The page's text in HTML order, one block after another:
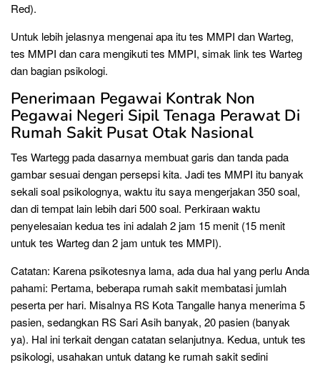
Red).
Untuk lebih jelasnya mengenai apa itu tes MMPI dan Warteg,
tes MMPI dan cara mengikuti tes MMPI, simak link tes Warteg
dan bagian psikologi.
Penerimaan Pegawai Kontrak Non
Pegawai Negeri Sipil Tenaga Perawat Di
Rumah Sakit Pusat Otak Nasional
Tes Wartegg pada dasarnya membuat garis dan tanda pada
gambar sesuai dengan persepsi kita. Jadi tes MMPI itu banyak
sekali soal psikolognya, waktu itu saya mengerjakan 350 soal,
dan di tempat lain lebih dari 500 soal. Perkiraan waktu
penyelesaian kedua tes ini adalah 2 jam 15 menit (15 menit
untuk tes Warteg dan 2 jam untuk tes MMPI).
Catatan: Karena psikotesnya lama, ada dua hal yang perlu Anda
pahami: Pertama, beberapa rumah sakit membatasi jumlah
peserta per hari. Misalnya RS Kota Tangalle hanya menerima 5
pasien, sedangkan RS Sari Asih banyak, 20 pasien (banyak
ya). Hal ini terkait dengan catatan selanjutnya. Kedua, untuk tes
psikologi, usahakan untuk datang ke rumah sakit sedini